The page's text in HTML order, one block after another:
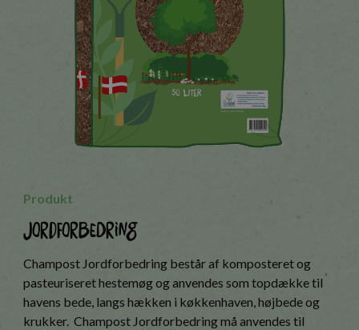
Produkt
Jordforbedring
Champost Jordforbedring består af komposteret og
pasteuriseret hestemøg og anvendes som topdække til
havens bede, langs hækken i køkkenhaven, højbede og
krukker. Champost Jordforbedring må anvendes til